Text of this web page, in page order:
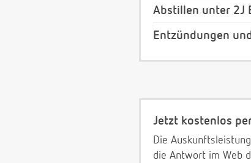
Abstillen unter 2J
Entzündungen
Jetzt kostenlos
Die
die Antwort im Web